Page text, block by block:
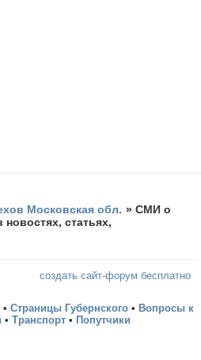
Московская обл. »СМИ о
статьях,
создать сайт-форум бесплатно
• Страницы Губернского • Вопросы к
• Транспорт • Попутчики